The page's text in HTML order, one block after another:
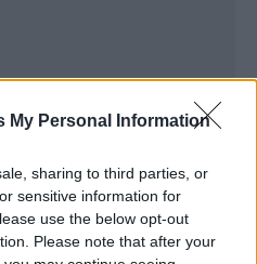
My Personal Information
sharing to third parties, or
sensitive information for
use the below opt-out
Please note that after your